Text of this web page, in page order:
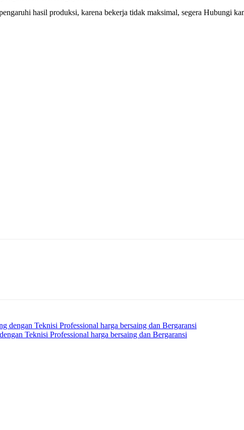
hasil produksi, karena bekerja tidak maksimal, segera Hubungi
dengan Teknisi Professional harga bersaing dan Bergaransi
Teknisi Professional harga bersaing dan Bergaransi